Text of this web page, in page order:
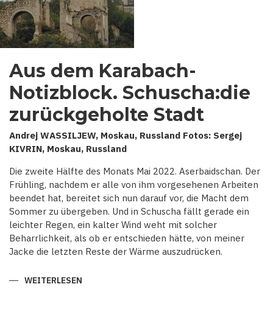
Aus dem Karabach-
Notizblock. Schuscha:die
zurückgeholte Stadt
Andrej WASSILJEW, Moskau, Russland Fotos: Sergej
KIVRIN, Moskau, Russland
Die zweite Hälfte des Monats Mai 2022. Aserbaidschan. Der
Frühling, nachdem er alle von ihm vorgesehenen Arbeiten
beendet hat, bereitet sich nun darauf vor, die Macht dem
Sommer zu übergeben. Und in Schuscha fällt gerade ein
leichter Regen, ein kalter Wind weht mit solcher
Beharrlichkeit, als ob er entschieden hätte, von meiner
Jacke die letzten Reste der Wärme auszudrücken.
WEITERLESEN